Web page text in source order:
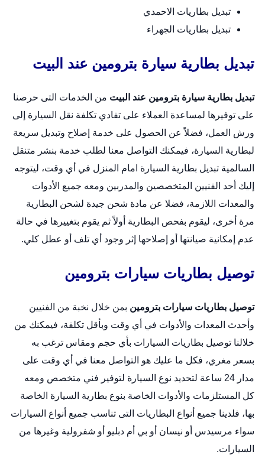
تبديل بطاريات الاحمدي
تبديل بطاريات الجهراء
تبديل بطارية سيارة بترومين عند البيت
تبديل بطارية سيارة بترومين عند البيت من الخدمات التى حرصنا
على توفيرها لمساعدة العملاء على تفادي تكلفة نقل السيارة إلى
ورش العمل، فضلاً عن الحصول على خدمة إصلاح وتبديل سريعة
لبطارية السيارة، فيمكنك التواصل معنا لطلب خدمة بنشر متنقل
السالمية تبديل بطارية السيارة امام المنزل في أي وقت، ليتوجه
إليك أحد الفنيين المتخصصين والمدربين ومعه جميع الأدوات
والمعدات اللازمة، فضلا عن مادة شحن جيدة لشحن البطارية
مرة أخرى، ليقوم بفحص البطارية أولاً ثم يقوم بتغييرها في حالة
عدم إمكانية صيانتها أو إصلاحها إثر وجود أي تلف أو عطل كلي.
توصيل بطاريات سيارات بترومين
توصيل بطاريات سيارات بترومين بمن خلال نخبة من الفنيين
وأحدث المعدات والأدوات في أي وقت وبأقل تكلفة، فيمكنك من
خلالنا توصيل بطاريات السيارات بأي حجم ومقاس ترغب به
بسعر مغري، فكل ما عليك هو التواصل معنا في أي وقت على
مدار 24 ساعة لتحديد نوع السيارة لتوفير فني متخصص ومعه
كل المستلزمات والأدوات الخاصة بنوع بطارية السيارة الخاصة
بها، فلدينا جميع أنواع البطاريات التى تناسب جميع أنواع السيارات
سواء مرسيدس أو نيسان أو بي أم دبليو أو شفرولية وغيرها من
السيارات.